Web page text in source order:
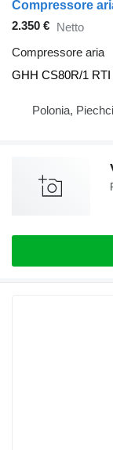
2.350 € Netto
Compressore aria
GHH CS80R/1 RTI
Polonia,